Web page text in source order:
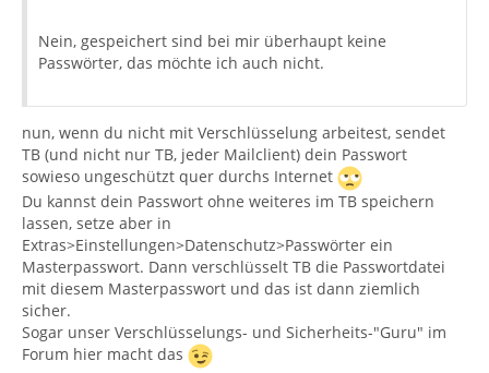
Nein, gespeichert sind bei mir überhaupt keine
Passwörter, das möchte ich auch nicht.
nun, wenn du nicht mit Verschlüsselung arbeitest, sendet
TB (und nicht nur TB, jeder Mailclient) dein Passwort
sowieso ungeschützt quer durchs Internet
Du kannst dein Passwort ohne weiteres im TB speichern
lassen, setze aber in
Extras>Einstellungen>Datenschutz>Passwörter ein
Masterpasswort. Dann verschlüsselt TB die Passwortdatei
mit diesem Masterpasswort und das ist dann ziemlich
sicher.
Sogar unser Verschlüsselungs- und Sicherheits-"Guru" im
Forum hier macht das